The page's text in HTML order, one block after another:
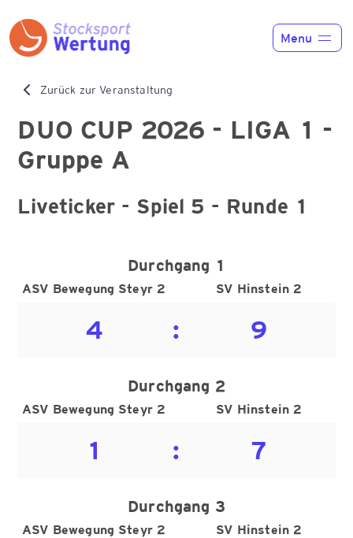
Menu
Funktionen
Preise
News
Zurück zur Veranstaltung
DUO CUP 2026 - LIGA 1 -
Gruppe A
Liveticker - Spiel 5 - Runde 1
Durchgang 1
ASV Bewegung Steyr 2 SV Hinstein 2
4 : 9
Durchgang 2
ASV Bewegung Steyr 2 SV Hinstein 2
1 : 7
Durchgang 3
ASV Bewegung Steyr 2 SV Hinstein 2